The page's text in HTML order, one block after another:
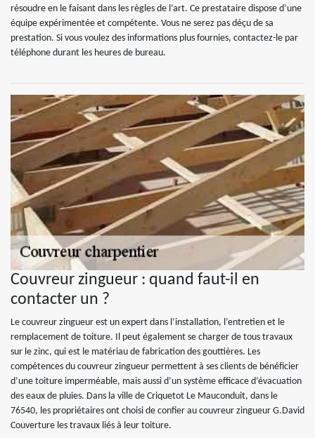
résoudre en le faisant dans les règles de l’art. Ce prestataire dispose d’une
équipe expérimentée et compétente. Vous ne serez pas déçu de sa
prestation. Si vous voulez des informations plus fournies, contactez-le par
téléphone durant les heures de bureau.
Couvreur zingueur : quand faut-il en
contacter un ?
Le couvreur zingueur est un expert dans l’installation, l’entretien et le
remplacement de toiture. Il peut également se charger de tous travaux
sur le zinc, qui est le matériau de fabrication des gouttières. Les
compétences du couvreur zingueur permettent à ses clients de bénéficier
d’une toiture imperméable, mais aussi d’un système efficace d’évacuation
des eaux de pluies. Dans la ville de Criquetot Le Mauconduit, dans le
76540, les propriétaires ont choisi de confier au couvreur zingueur G.David
Couverture les travaux liés à leur toiture.